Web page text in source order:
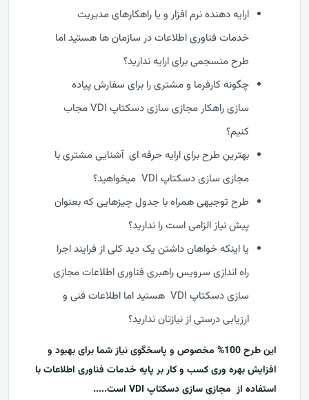
ارایه دهنده نرم افزار و یا راهکارهای مدیریت
خدمات فناوری اطلاعات در سازمان ها هستید اما
طرح منسجمی برای ارایه ندارید؟
چگونه کارفرما و مشتری را برای سفارش پیاده
سازی راهکار مجازی سازی دسکتاپ VDI مجاب
کنیم؟
بهترین طرح برای ارایه حرفه ای آشنایی مشتری با
مجازی سازی دسکتاپ VDI میخواهید؟
طرح توجیهی همراه با جدول چیزهایی که بعنوان
پیش نیاز الزامی است را ندارید؟
یا اینکه خواهان داشتن یک دید کلی از فرایند اجرا
راه اندازی سرویس راهبری فناوری اطلاعات مجازی
سازی دسکتاپ VDI هستید اما اطلاعات فنی و
ارزیابی درستی از نیازتان ندارید؟
این طرح 100% مخصوص و پاسخگوی نیاز شما برای بهبود و
افزایش بهره وری کسب و کار بر پایه خدمات فناوری اطلاعات با
استفاده از مجازی سازی دسکتاپ VDI
است.....